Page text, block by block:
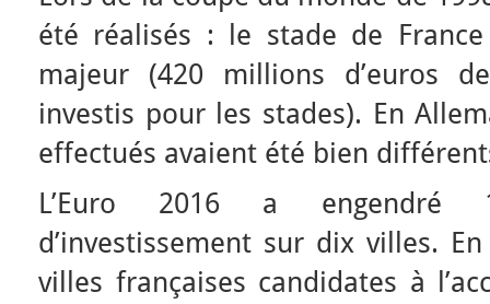
été réalisés : le stade de
majeur (420 millions d’euros
investis pour les stades). En
effectués avaient été bien
L’Euro 2016 a engendré
d’investissement sur dix villes.
villes françaises candidates à